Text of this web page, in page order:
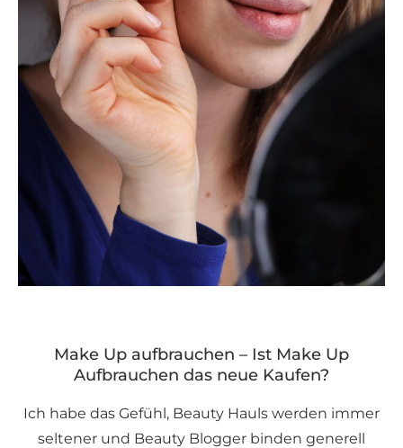
Make Up aufbrauchen – Ist Make Up
Aufbrauchen das neue Kaufen?
Ich habe das Gefühl, Beauty Hauls werden immer
seltener und Beauty Blogger binden generell